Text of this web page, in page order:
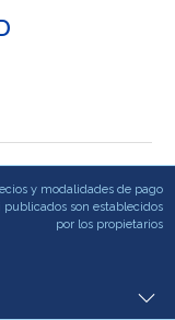
y modalidades de pago
publicados son establecidos
por los propietarios